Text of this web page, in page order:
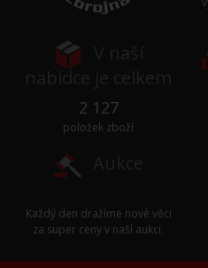
2 127
položek zboží
Každý den dražíme nové věci
za super ceny v naší aukci.